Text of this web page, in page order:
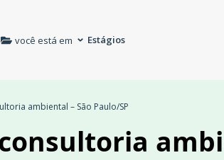
você está em Estágios
ambiental – São Paulo/SP